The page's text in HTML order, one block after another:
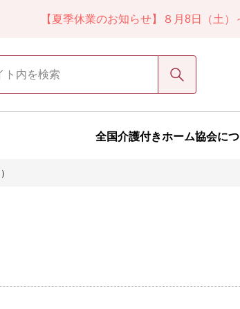
】割安な保険料で賠償リスクを包括的に補償
検索
全国介護付きホーム協会に